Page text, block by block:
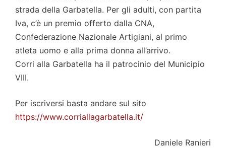
strada della Garbatella. Per gli adulti, con partita
Iva, c’è un premio offerto dalla CNA,
Confederazione Nazionale Artigiani, al primo
atleta uomo e alla prima donna all’arrivo.
Corri alla Garbatella ha il patrocinio del Municipio
VIII.
Per iscriversi basta andare sul sito
https://www.corriallagarbatella.it/
Daniele Ranieri